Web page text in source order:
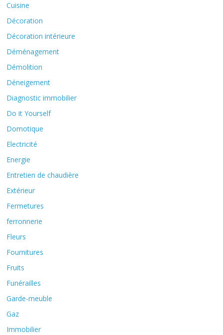
Cuisine
Décoration
Décoration intérieure
Déménagement
Démolition
Déneigement
Diagnostic immobilier
Do it Yourself
Domotique
Electricité
Energie
Entretien de chaudière
Extérieur
Fermetures
ferronnerie
Fleurs
Fournitures
Fruits
Funérailles
Garde-meuble
Gaz
Immobilier